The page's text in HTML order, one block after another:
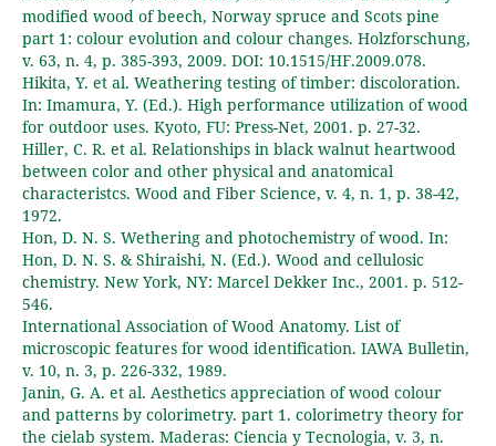
modified wood of beech, Norway spruce and Scots pine
part 1: colour evolution and colour changes. Holzforschung,
v. 63, n. 4, p. 385-393, 2009. DOI: 10.1515/HF.2009.078.
Hikita, Y. et al. Weathering testing of timber: discoloration.
In: Imamura, Y. (Ed.). High performance utilization of wood
for outdoor uses. Kyoto, FU: Press-Net, 2001. p. 27-32.
Hiller, C. R. et al. Relationships in black walnut heartwood
between color and other physical and anatomical
characteristcs. Wood and Fiber Science, v. 4, n. 1, p. 38-42,
1972.
Hon, D. N. S. Wethering and photochemistry of wood. In:
Hon, D. N. S. & Shiraishi, N. (Ed.). Wood and cellulosic
chemistry. New York, NY: Marcel Dekker Inc., 2001. p. 512-
546.
International Association of Wood Anatomy. List of
microscopic features for wood identification. IAWA Bulletin,
v. 10, n. 3, p. 226-332, 1989.
Janin, G. A. et al. Aesthetics appreciation of wood colour
and patterns by colorimetry. part 1. colorimetry theory for
the cielab system. Maderas: Ciencia y Tecnologia, v. 3, n.